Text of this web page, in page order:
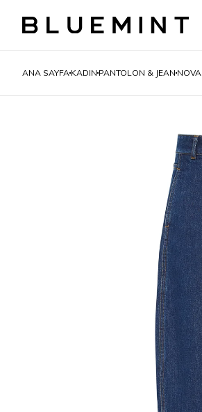
ANA SAYFA KADIN PANTOLON & JEAN NOVA